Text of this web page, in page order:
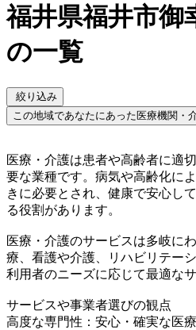
福井県福井市御
の一覧
絞り込み
この地域であなたにあった医療機関・
医療・介護は患者や高齢者に適
要な業種です。病気や高齢化に
きに必要とされ、健康で安心し
る役割があります。
医療・介護のサービスは多岐に
療、看護や介護、リハビリテー
利用者のニーズに応じて最適な
サービスや事業者選びの観点
高度な専門性：安心・確実な医